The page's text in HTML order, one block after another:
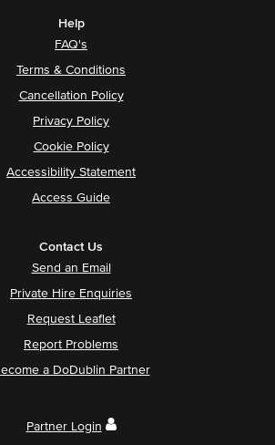
Help
FAQ's
Terms & Conditions
Cancellation Policy
Privacy Policy
Cookie Policy
Accessibility Statement
Access Guide
Contact Us
Send an Email
Private Hire Enquiries
Request Leaflet
Report Problems
a DoDublin Partner
Partner Login